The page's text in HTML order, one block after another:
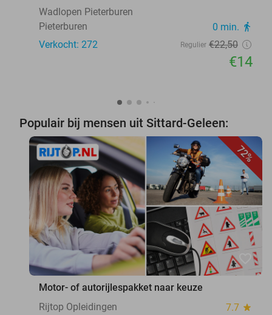
Wadlopen Pieterburen
Pieterburen
0 min. directions_walk
Verkocht: 272 Regulier €22,50
€14
Populair bij mensen uit Sittard-Geleen:
72%
favorite_border
Motor- of autorijlespakket naar keuze
Rijtop Opleidingen
7.7 star